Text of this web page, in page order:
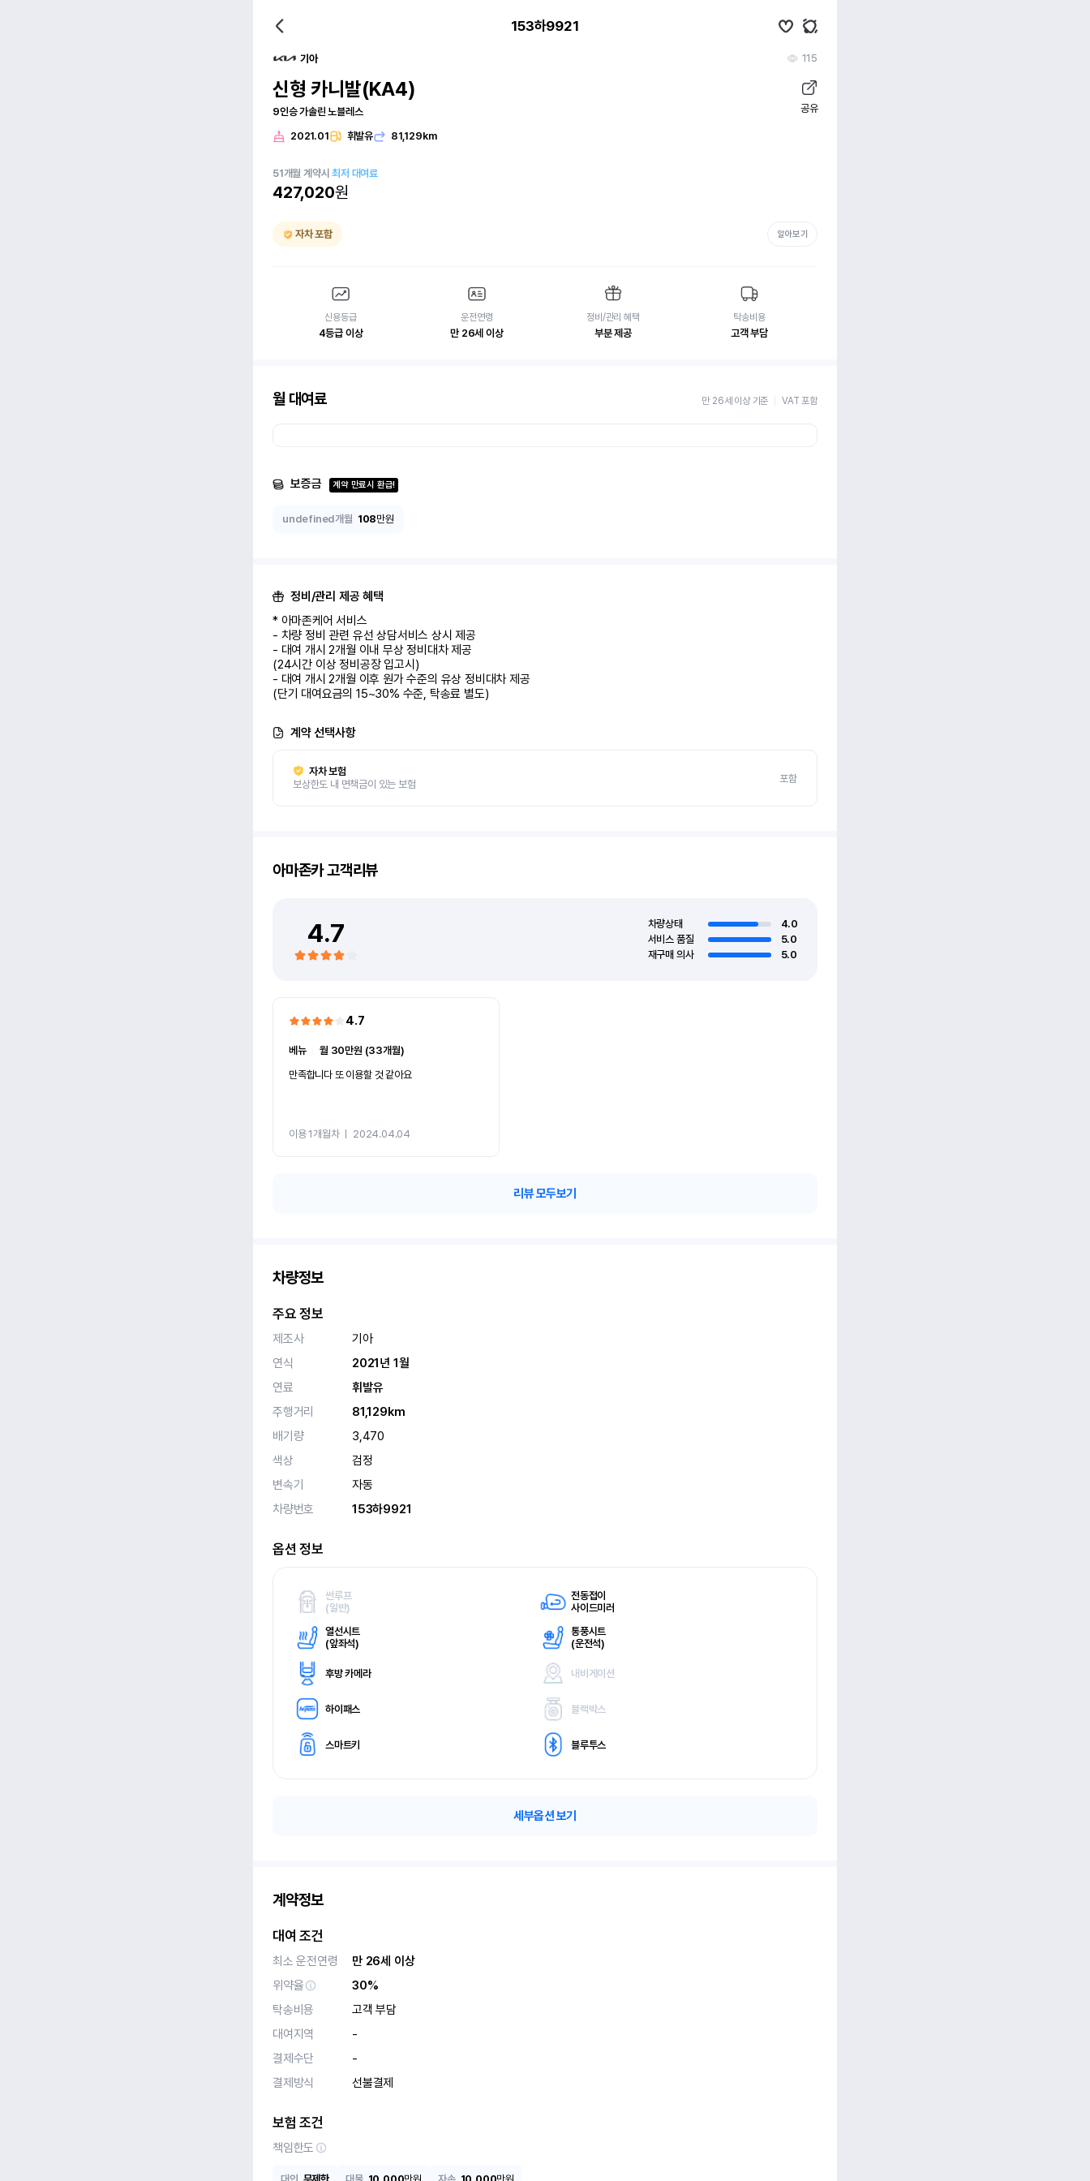
153하9921
기아 115
신형 카니발(KA4)
9인승 가솔린 노블레스 공유
2021.01 휘발유 81,129km
51개월 계약시최저 대여료
427,020원
자차 포함 알아보기
신용등급
4등급 이상
운전연령
만 26세 이상
정비/관리 혜택
부분 제공
탁송비용
고객 부담
월 대여료 만 26세 이상 기준 VAT 포함
보증금 계약 만료시 환급!
undefined개월 108만원
정비/관리 제공 혜택
* 아마존케어 서비스
- 차량 정비 관련 유선 상담서비스 상시 제공
- 대여 개시 2개월 이내 무상 정비대차 제공
(24시간 이상 정비공장 입고시)
- 대여 개시 2개월 이후 원가 수준의 유상 정비대차 제공
(단기 대여요금의 15~30% 수준, 탁송료 별도)
계약 선택사항
자차 보험
보상한도 내 면책금이 있는 보험
포함
아마존카고객리뷰
4.7 차량상태
4.0
서비스 품질
5.0
재구매 의사
5.0
4.7
베뉴ㅣ월 30만원 (33개월)
만족합니다 또 이용할 것 같아요
이용 1개월차ㅣ 2024.04.04
리뷰 모두보기
차량정보
주요 정보
제조사
기아
연식
2021년 1월
연료
휘발유
주행거리
81,129km
배기량
3,470
색상
검정
변속기
자동
차량번호
153하9921
옵션 정보
썬루프
(일반)
전동접이
사이드미러
열선시트
(앞좌석)
통풍시트
(운전석)
후방 카메라 내비게이션
하이패스 블랙박스
스마트키 블루투스
세부옵션 보기
계약정보
대여 조건
최소 운전연령
만 26세 이상
위약율
30%
탁송비용
고객 부담
대여지역
-
결제수단
-
결제방식
선불결제
보험 조건
책임한도